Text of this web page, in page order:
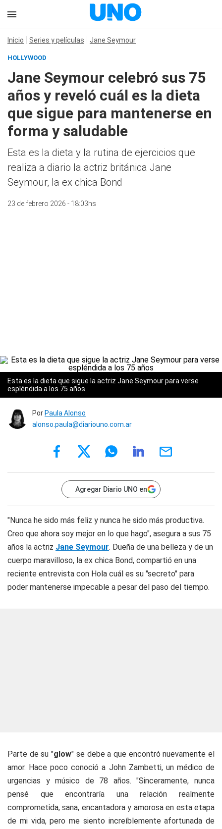
Inicio Series y películas Jane Seymour
HOLLYWOOD
Jane Seymour celebró sus 75
años y reveló cuál es la dieta
que sigue para mantenerse en
forma y saludable
Esta es la dieta y la rutina de ejercicios que
realiza a diario la actriz británica Jane
Seymour, la ex chica Bond
23 de febrero 2026 - 18:03hs
Esta es la dieta que sigue la actriz Jane Seymour para verse
espléndida a los 75 años
Por Paula Alonso
alonso.paula@diariouno.com.ar
Agregar Diario UNO en
"Nunca he sido más feliz y nunca he sido más productiva.
Creo que ahora soy mejor en lo que hago", asegura a sus 75
años la actriz Jane Seymour. Dueña de una belleza y de un
cuerpo maravilloso, la ex chica Bond, compartió en una
reciente entrevista con Hola cuál es su "secreto" para
poder mantenerse impecable a pesar del paso del tiempo.
Parte de su "glow" se debe a que encontró nuevamente el
amor. Hace poco conoció a John Zambetti, un médico de
urgencias y músico de 78 años. "Sinceramente, nunca
pensé que encontraría una relación realmente
comprometida, sana, encantadora y amorosa en esta etapa
de mi vida, pero me siento increíblemente afortunada de